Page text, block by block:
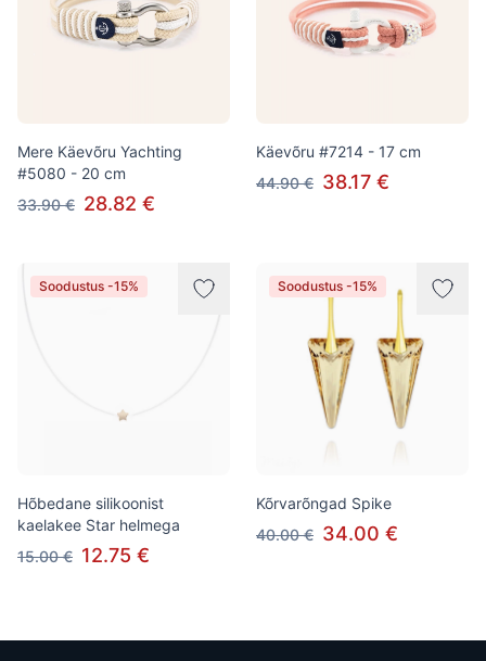
Mere Käevõru Yachting
#5080 - 20 cm
33.90 € 28.82 €
Käevõru #7214 - 17 cm
44.90 € 38.17 €
Soodustus -15%
Hõbedane silikoonist
kaelakee Star helmega
15.00 € 12.75 €
Soodustus -15%
Kõrvarõngad Spike
40.00 € 34.00 €